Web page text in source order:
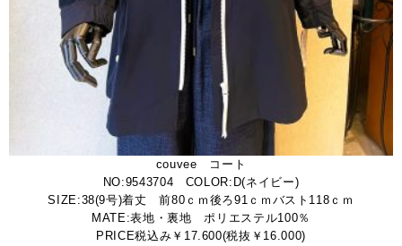
couvee コート
NO:9543704 COLOR:D(ネイビー)
SIZE:38(9号)着丈 前80ｃｍ後ろ91ｃｍバスト118ｃｍ
MATE:表地・裏地 ポリエステル100％
PRICE税込み￥17.600(税抜￥16.000)